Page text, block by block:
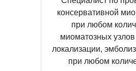
консервативной
при любом
миоматозных
локализации,
при любом